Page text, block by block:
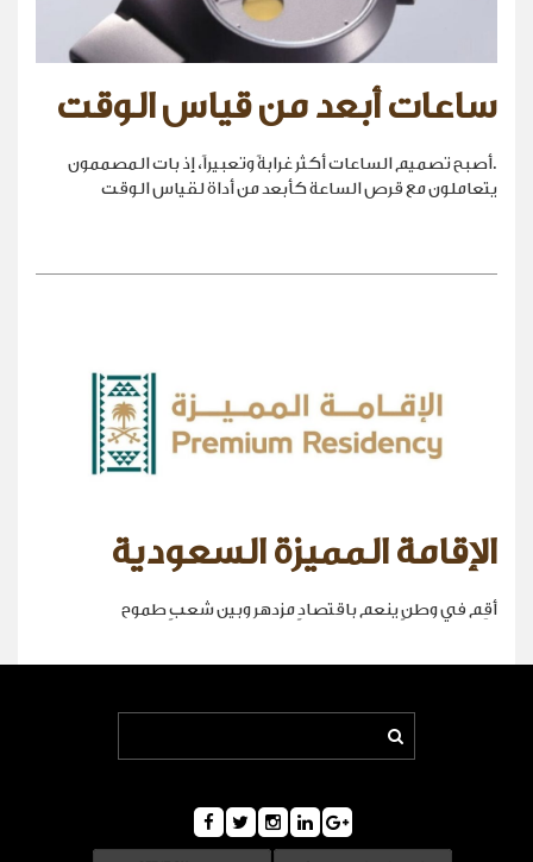
ساعات أبعد من قياس الوقت
.أصبح تصميم الساعات أكثر غرابةً وتعبيراً، إذ بات المصممون
يتعاملون مع قرص الساعة كأبعد من أداة لقياس الوقت
الإقامة المميزة السعودية
أقِم في وطنٍ ينعم باقتصادٍ مزدهر وبين شعبٍ طموح